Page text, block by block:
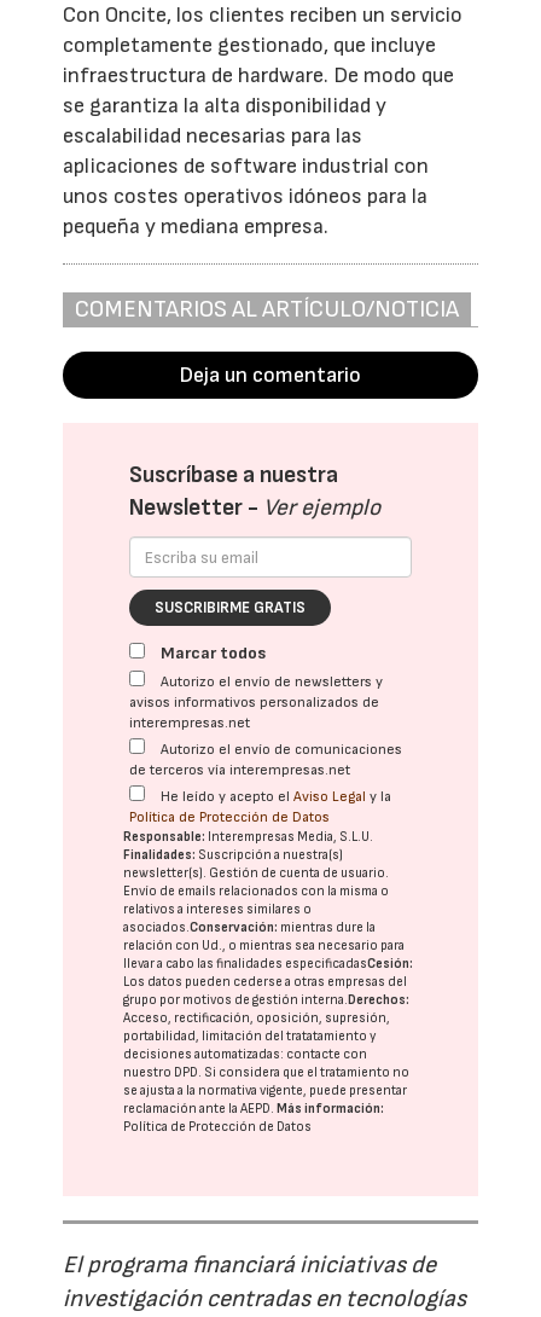
Con Oncite, los clientes reciben un servicio
completamente gestionado, que incluye
infraestructura de hardware. De modo que
se garantiza la alta disponibilidad y
escalabilidad necesarias para las
aplicaciones de software industrial con
unos costes operativos idóneos para la
pequeña y mediana empresa.
COMENTARIOS AL ARTÍCULO/NOTICIA
Deja un comentario
Suscríbase a nuestra
Newsletter - Ver ejemplo
SUSCRIBIRME GRATIS
Marcar todos
Autorizo el envío de newsletters y
avisos informativos personalizados de
interempresas.net
Autorizo el envío de comunicaciones
de terceros vía interempresas.net
He leído y acepto elAviso Legal y la
Política de Protección de Datos
Responsable: Interempresas Media, S.L.U.
Finalidades: Suscripción a nuestra(s)
newsletter(s). Gestión de cuenta de usuario.
Envío de emails relacionados con la misma o
relativos a intereses similares o
asociados.Conservación: mientras dure la
relación con Ud., o mientras sea necesario para
llevar a cabo las finalidades especificadasCesión:
Los datos pueden cederse a otras empresas del
grupo por motivos de gestión interna. Derechos:
Acceso, rectificación, oposición, supresión,
portabilidad, limitación del tratatamiento y
decisiones automatizadas: contacte con
nuestro DPD. Si considera que el tratamiento no
se ajusta a la normativa vigente, puede presentar
reclamación ante laAEPD. Más información:
Política de Protección de Datos
El programa financiará iniciativas de
investigación centradas en tecnologías